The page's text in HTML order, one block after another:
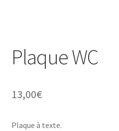
Plaque WC
13,00€
Plaque à texte.